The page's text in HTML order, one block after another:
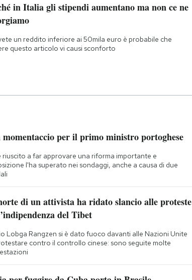
in Italia gli stipendi aumentano ma non ce ne
un reddito inferiore ai 50mila euro è probabile che
questo articolo vi causi sconforto
momentaccio per il primo ministro portoghese
riuscito a far approvare una riforma importante e
l'ha superato nei sondaggi, anche a causa di due
di un attivista ha ridato slancio alle proteste
del Tibet
Lobga Rangzen si è dato fuoco davanti alle Nazioni Unite
contro il controllo cinese: sono seguite molte